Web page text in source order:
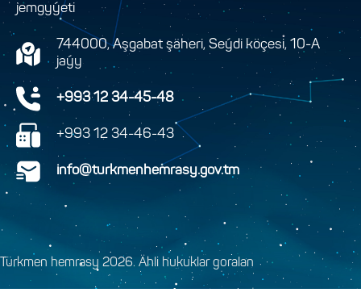
jemgyýeti
744000, Aşgabat şäheri, Seýdi köçesi, 10-A
jaýy
+993 12 34-45-48
+993 12 34-46-43
info@turkmenhemrasy.gov.tm
Türkmen hemrasy 2026. Ähli hukuklar goralan